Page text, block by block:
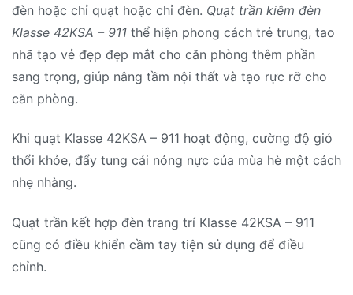
đèn hoặc chỉ quạt hoặc chỉ đèn. Quạt trần kiêm đèn
Klasse 42KSA – 911 thể hiện phong cách trẻ trung, tao
nhã tạo vẻ đẹp đẹp mắt cho căn phòng thêm phần
sang trọng, giúp nâng tầm nội thất và tạo rực rỡ cho
căn phòng.
Khi quạt Klasse 42KSA – 911 hoạt động, cường độ gió
thổi khỏe, đẩy tung cái nóng nực của mùa hè một cách
nhẹ nhàng.
Quạt trần kết hợp đèn trang trí Klasse 42KSA – 911
cũng có điều khiển cầm tay tiện sử dụng để điều
chỉnh.